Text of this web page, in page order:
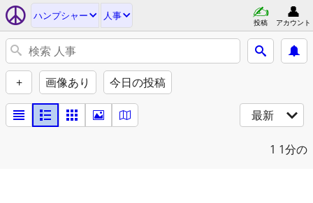
ハンプシャー 人事
投稿 アカウント
+ 画像あり 今日の投稿
最新
1 1分の